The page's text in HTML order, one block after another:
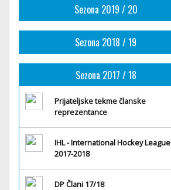
Sezona 2019 / 20
Sezona 2018 / 19
Sezona 2017 / 18
Prijateljske tekme članske
reprezentance
IHL - International Hockey League
2017-2018
DP Člani 17/18